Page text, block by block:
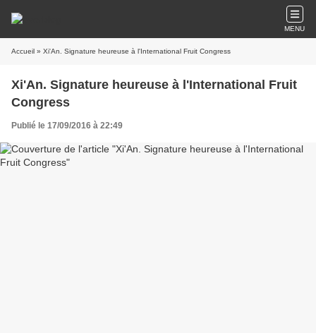
MENU
Accueil » Xi'An. Signature heureuse à l'International Fruit Congress
Xi'An. Signature heureuse à l'International Fruit
Congress
Publié le 17/09/2016 à 22:49